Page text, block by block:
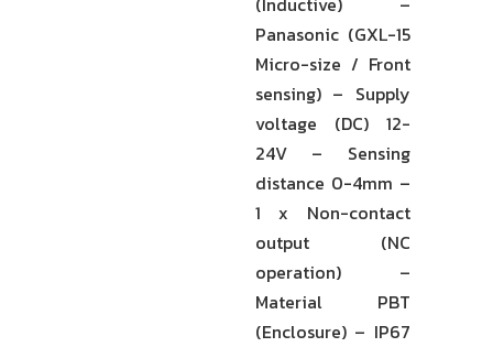
Panasonic (GXL-15
Micro-size / Front
sensing) – Supply
voltage (DC) 12-
24V – Sensing
distance 0-4mm –
1 x Non-contact
output (NC
operation) –
Material PBT
(Enclosure) – IP67